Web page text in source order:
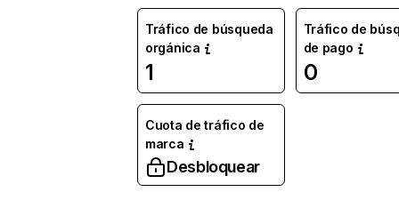
Tráfico de búsqueda
orgánica
1
Tráfico de
de pago
0
Cuota de tráfico de
marca
Desbloquear